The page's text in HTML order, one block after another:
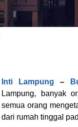
Inti Lampung –
Lampung, banyak
semua orang
dari rumah tinggal